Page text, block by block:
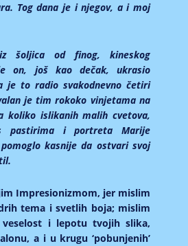
Tog dana je i njegov, a i moj
šoljica od finog, kineskog
on, još kao dečak, ukrasio
je to radio svakodnevno četiri
je tim rokoko vinjetama na
koliko islikanih malih cvetova,
pastirima i portreta Marije
kasnije da ostvari svoj
Impresionizmom, jer mislim
tema i svetlih boja; mislim
veselost i lepotu tvojih slika,
a i u krugu ‘pobunjenih’